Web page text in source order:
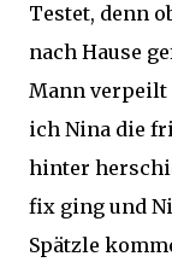
Testet, denn
nach Hause
Mann verpeilt
ich Nina die
hinter
fix ging und
Spätzle